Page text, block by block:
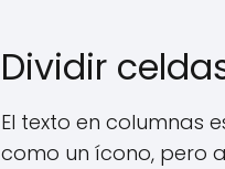
Dividir
El texto en columnas
como un ícono, pero